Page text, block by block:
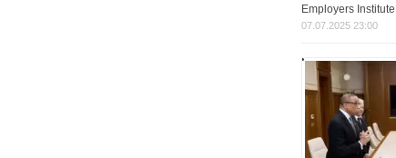
Employers Institute
07.07.2025 23:00